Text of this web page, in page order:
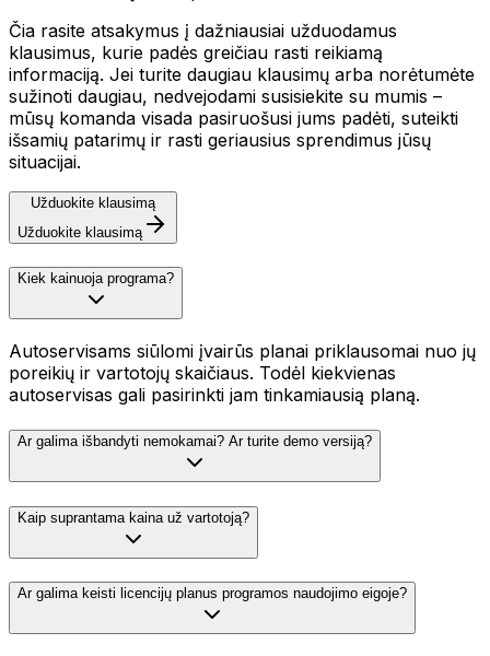
Čia rasite atsakymus į dažniausiai užduodamus
klausimus, kurie padės greičiau rasti reikiamą
informaciją. Jei turite daugiau klausimų arba norėtumėte
sužinoti daugiau, nedvejodami susisiekite su mumis –
mūsų komanda visada pasiruošusi jums padėti, suteikti
išsamių patarimų ir rasti geriausius sprendimus jūsų
situacijai.
Užduokite klausimą
Užduokite klausimą
Kiek kainuoja programa?
Autoservisams siūlomi įvairūs planai priklausomai nuo jų
poreikių ir vartotojų skaičiaus. Todėl kiekvienas
autoservisas gali pasirinkti jam tinkamiausią planą.
Ar galima išbandyti nemokamai? Ar turite demo versiją?
Kaip suprantama kaina už vartotoją?
Ar galima keisti licencijų planus programos naudojimo eigoje?